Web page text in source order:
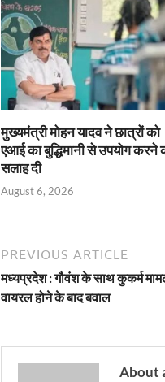
मुख्यमंत्री मोहन यादव ने छात्रों को
एआई का बुद्धिमानी से उपयोग करने
सलाह दी
August 6, 2026
PREVIOUS ARTICLE
मध्यप्रदेश : गौवंश के साथ कुकर्म
वायरल होने के बाद बवाल
About